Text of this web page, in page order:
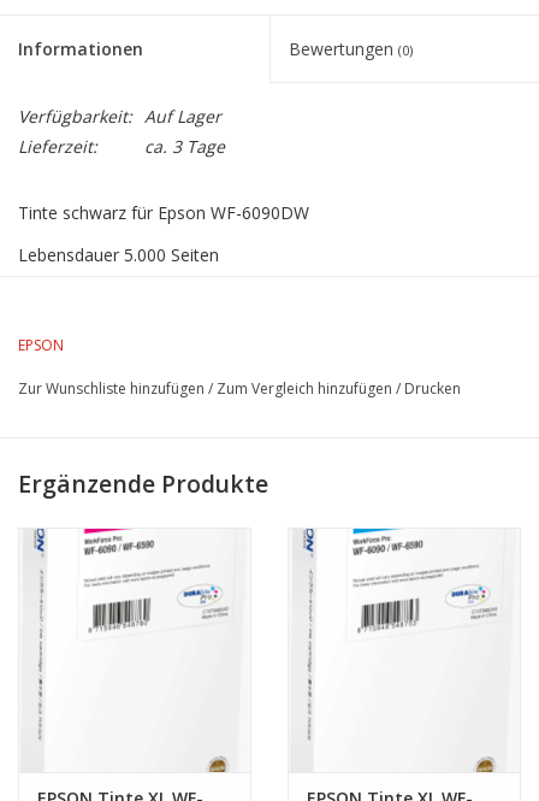
Informationen Bewertungen (0)
Verfügbarkeit: Auf Lager
Lieferzeit:
ca. 3 Tage
Tinte schwarz für Epson WF-6090DW
Lebensdauer 5.000 Seiten
EPSON
Zur Wunschliste hinzufügen / Zum Vergleich hinzufügen / Drucken
Ergänzende Produkte